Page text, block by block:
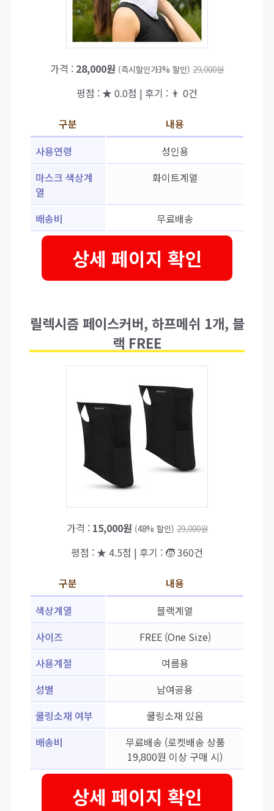
가격 : 28,000원 (즉시할인가3% 할인) 29,000원
평점 : ★ 0.0점 | 후기 : 👨‍‍ 0건
구분
내용
사용연령
성인용
마스크 색상계
열
화이트계열
배송비 무료배송
상세 페이지 확인
릴렉시즘 페이스커버, 하프메쉬 1개, 블
랙 FREE
가격 : 15,000원 (48% 할인) 29,000원
평점 : ★ 4.5점 | 후기 : 🧒 360건
구분
내용
색상계열
블랙계열
사이즈
FREE (One Size)
사용계절
여름용
성별
남여공용
쿨링소재 여부
쿨링소재 있음
배송비
무료배송 (로켓배송 상품
19,800원 이상 구매 시)
상세 페이지 확인